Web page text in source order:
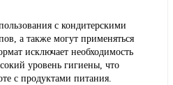
с кондитерскими
а также могут применяться
исключает необходимость
уровень гигиены, что
с продуктами питания.